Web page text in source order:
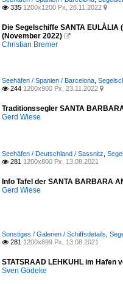
 335 1200x1200 Px, 28.11.2022 
Die Segelschiffe SANTA EULÀLIA
(November 2022) 
Christian Bremer
Seehäfen / Spanien / Barcelona
 244 1200x900 Px, 23.11.2022 
Traditionssegler SANTA
Gerd Wiese
Seehäfen / Deutschland / Sassnitz
 281 1200x800 Px, 13.08.2021
Info Tafel der SANTA BARBARA
Gerd Wiese
Sonstiges / Galerien / Schiffsdetails
 281 1200x899 Px, 13.08.2021
STATSRAAD LEHKUHL im Hafen
Sven Gödeke